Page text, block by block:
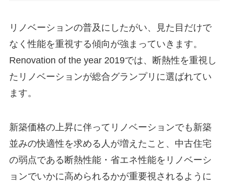
リノベーションの普及にしたがい、見た目だけで
なく性能を重視する傾向が強まっていきます。
Renovation of the year 2019では、断熱性を重視し
たリノベーションが総合グランプリに選ばれてい
ます。
新築価格の上昇に伴ってリノベーションでも新築
並みの快適性を求める人が増えたこと、中古住宅
の弱点である断熱性能・省エネ性能をリノベーシ
ョンでいかに高められるかが重要視されるように